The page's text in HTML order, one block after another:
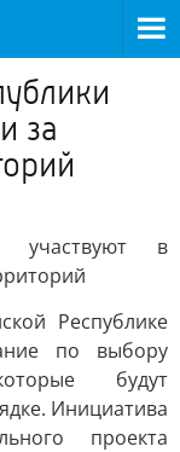
за
участвуют в
Республике
по выбору
будут
Инициатива
проекта